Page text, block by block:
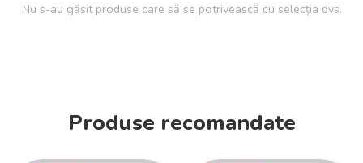
Nu s-au găsit produse care să se potrivească cu selecția dvs.
Produse recomandate